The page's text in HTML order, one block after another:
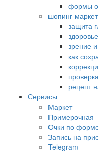
формы
шопинг-
защита
зрение
как
рецепт
Сервисы
Маркет
Примерочная
Очки по
Запись на
Telegram